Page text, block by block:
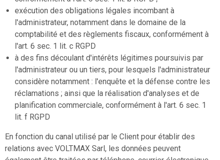
exécution des obligations légales incombant à
l'administrateur, notamment dans le domaine de la
comptabilité et des règlements fiscaux, conformément à
l'art. 6 sec. 1 lit. c RGPD
à des fins découlant d'intérêts légitimes poursuivis par
l'administrateur ou un tiers, pour lesquels l'administrateur
considère notamment : l'enquête et la défense contre les
réclamations ; ainsi que la réalisation d'analyses et de
planification commerciale, conformément à l'art. 6 sec. 1
lit. f RGPD
En fonction du canal utilisé par le Client pour établir des
relations avec VOLTMAX Sarl, les données peuvent